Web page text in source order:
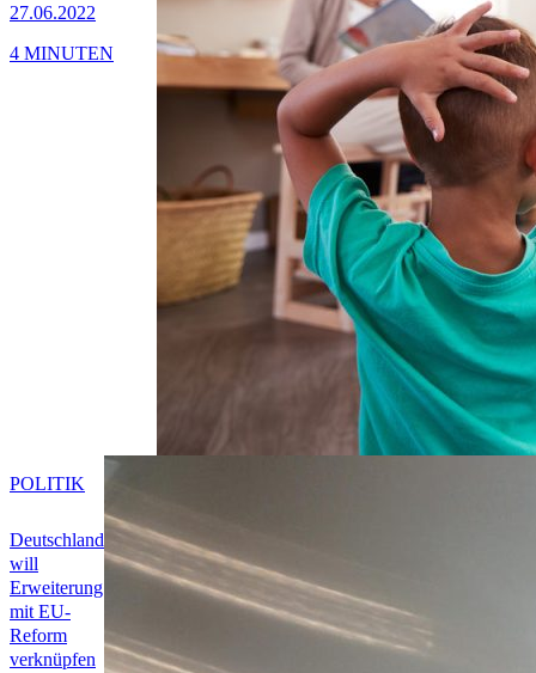
27.06.2022
4 MINUTEN
Deutschland
will
Erweiterung
mit EU-
Reform
verknüpfen
POLITIK